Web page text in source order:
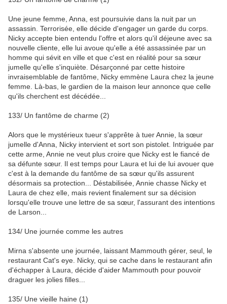
Une jeune femme, Anna, est poursuivie dans la nuit par un
assassin. Terrorisée, elle décide d'engager un garde du corps.
Nicky accepte bien entendu l'offre et alors qu'il déjeune avec sa
nouvelle cliente, elle lui avoue qu'elle a été assassinée par un
homme qui sévit en ville et que c'est en réalité pour sa sœur
jumelle qu'elle s'inquiète. Désarçonné par cette histoire
invraisemblable de fantôme, Nicky emmène Laura chez la jeune
femme. Là-bas, le gardien de la maison leur annonce que celle
qu'ils cherchent est décédée...
133/ Un fantôme de charme (2)
Alors que le mystérieux tueur s'apprête à tuer Annie, la sœur
jumelle d'Anna, Nicky intervient et sort son pistolet. Intriguée par
cette arme, Annie ne veut plus croire que Nicky est le fiancé de
sa défunte sœur. Il est temps pour Laura et lui de lui avouer que
c'est à la demande du fantôme de sa sœur qu'ils assurent
désormais sa protection... Déstabilisée, Annie chasse Nicky et
Laura de chez elle, mais revient finalement sur sa décision
lorsqu'elle trouve une lettre de sa sœur, l'assurant des intentions
de Larson...
134/ Une journée comme les autres
Mirna s'absente une journée, laissant Mammouth gérer, seul, le
restaurant Cat's eye. Nicky, qui se cache dans le restaurant afin
d'échapper à Laura, décide d'aider Mammouth pour pouvoir
draguer les jolies filles...
135/ Une vieille haine (1)